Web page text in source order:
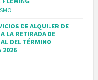
DE ALQUILER DE
LA RETIRADA DE
DEL TÉRMINO
2026